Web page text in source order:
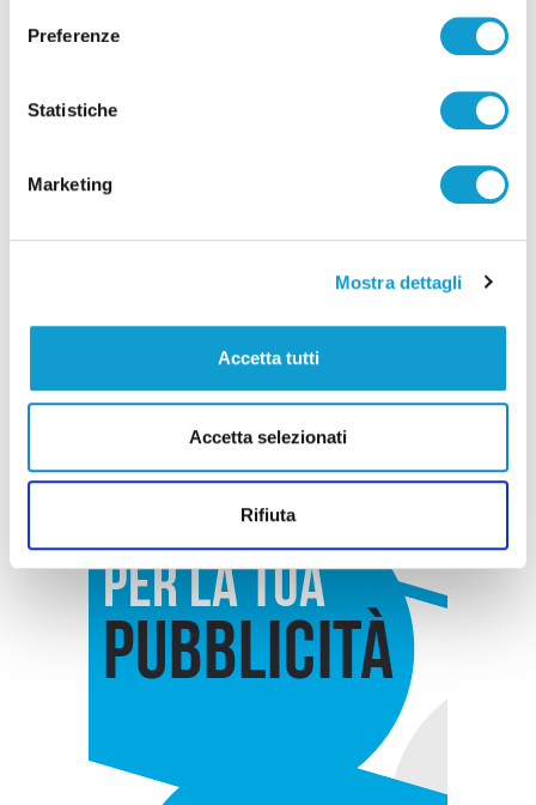
Preferenze
Statistiche
Marketing
Mostra dettagli
Accetta tutti
Accetta selezionati
Rifiuta
teramano tra le vittime
Pubblicità